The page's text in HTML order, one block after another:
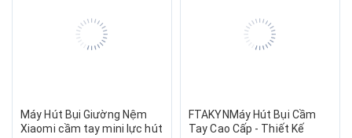
Máy Hút Bụi Giường Nệm
Xiaomi cầm tay mini lực hút
FTAKYNMáy Hút Bụi Cầm
Tay Cao Cấp - Thiết Kế